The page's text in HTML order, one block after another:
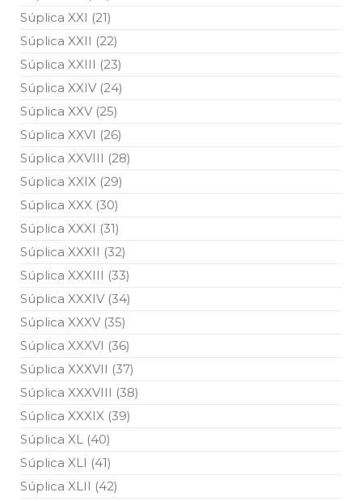
Súplica XXI (21)
Súplica XXII (22)
Súplica XXIII (23)
Súplica XXIV (24)
Súplica XXV (25)
Súplica XXVI (26)
Súplica XXVIII (28)
Súplica XXIX (29)
Súplica XXX (30)
Súplica XXXI (31)
Súplica XXXII (32)
Súplica XXXIII (33)
Súplica XXXIV (34)
Súplica XXXV (35)
Súplica XXXVI (36)
Súplica XXXVII (37)
Súplica XXXVIII (38)
Súplica XXXIX (39)
Súplica XL (40)
Súplica XLI (41)
Súplica XLII (42)